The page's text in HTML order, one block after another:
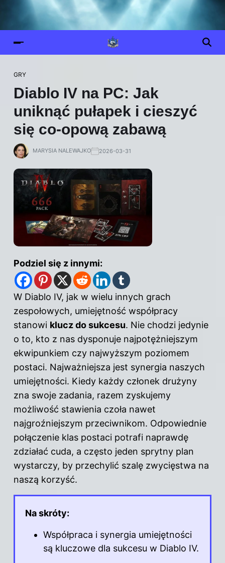
GRY
Diablo IV na PC: Jak
uniknąć pułapek i cieszyć
się co-opową zabawą
MARYSIA NALEWAJKO 2026-03-31
Podziel się z innymi:
W Diablo IV, jak w wielu innych grach
zespołowych, umiejętność współpracy
stanowi klucz do sukcesu. Nie chodzi jedynie
o to, kto z nas dysponuje najpotężniejszym
ekwipunkiem czy najwyższym poziomem
postaci. Najważniejsza jest synergia naszych
umiejętności. Kiedy każdy członek drużyny
zna swoje zadania, razem zyskujemy
możliwość stawienia czoła nawet
najgroźniejszym przeciwnikom. Odpowiednie
połączenie klas postaci potrafi naprawdę
zdziałać cuda, a często jeden sprytny plan
wystarczy, by przechylić szalę zwycięstwa na
naszą korzyść.
Na skróty:
Współpraca i synergia umiejętności
są kluczowe dla sukcesu w Diablo IV.